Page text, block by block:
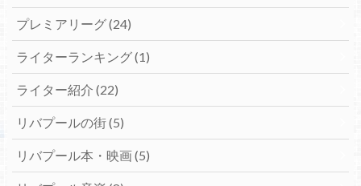
プレミアリーグ(24)
ライターランキング(1)
ライター紹介 (22)
リバプールの街(5)
リバプール本・映画(5)